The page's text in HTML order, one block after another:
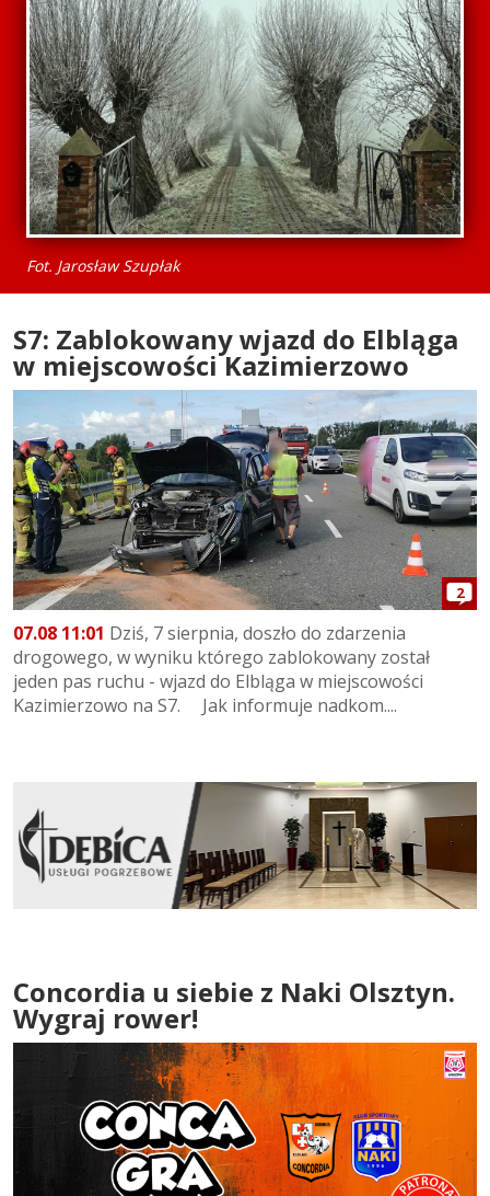
Fot. Jarosław Szupłak
S7: Zablokowany wjazd do Elbląga
w miejscowości Kazimierzowo
2
07.08 11:01 Dziś, 7 sierpnia, doszło do zdarzenia
drogowego, w wyniku którego zablokowany został
jeden pas ruchu - wjazd do Elbląga w miejscowości
Kazimierzowo na S7. Jak informuje nadkom....
Concordia u siebie z Naki Olsztyn.
Wygraj rower!